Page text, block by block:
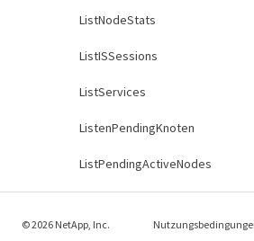
ListNodeStats
ListISSessions
ListServices
ListenPendingKnoten
ListPendingActiveNodes
© 2026 NetApp, Inc.